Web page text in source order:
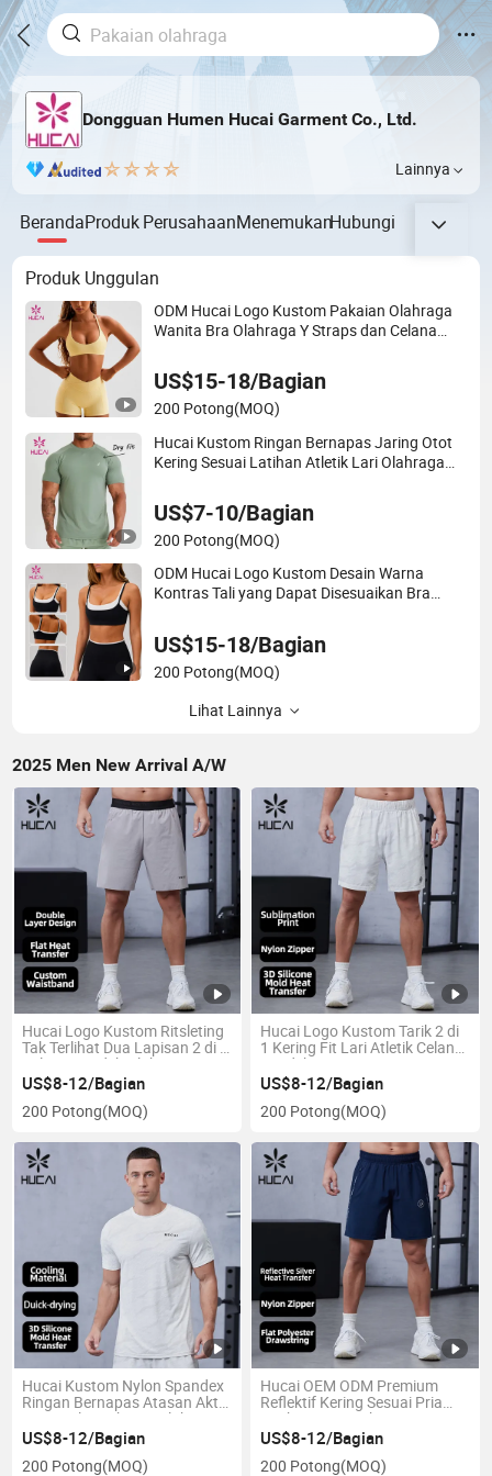
Dongguan Humen Hucai Garment Co., Ltd.
Lainnya
BerandaProdukPerusahaanMenemukanHubungi
Produk Unggulan
ODM Hucai Logo Kustom Pakaian Olahraga
Wanita Bra Olahraga Y Straps dan Celana
Yoga
US$15-18/Bagian
200 Potong(MOQ)
Hucai Kustom Ringan Bernapas Jaring Otot
Kering Sesuai Latihan Atletik Lari Olahraga
US$7-10/Bagian
200 Potong(MOQ)
ODM Hucai Logo Kustom Desain Warna
Kontras Tali yang Dapat Disesuaikan Bra
Set Olahraga Kebugaran Yoga
US$15-18/Bagian
200 Potong(MOQ)
Lihat Lainnya
2025 Men New Arrival A/W
Hucai Logo Kustom Ritsleting
Tak Terlihat Dua Lapisan 2 di 1
Celana Pendek Olahraga Pria
US$8-12/Bagian
200 Potong(MOQ)
Hucai Logo Kustom Tarik 2 di
1 Kering Fit Lari Atletik Celana
Pendek Pria Gym
US$8-12/Bagian
200 Potong(MOQ)
Hucai Kustom Nylon Spandex
Ringan Bernapas Atasan Aktif
Fit Reguler Pakaian Olahraga
Pria T Shirt
US$8-12/Bagian
200 Potong(MOQ)
Hucai OEM ODM Premium
Reflektif Kering Sesuai Pria
Latihan Gym Kebugaran
Celana Pendek Atletik
US$8-12/Bagian
200 Potong(MOQ)